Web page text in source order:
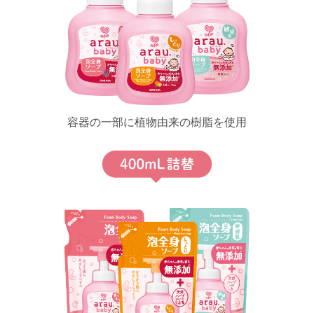
容器の一部に植物由来の樹脂を使用